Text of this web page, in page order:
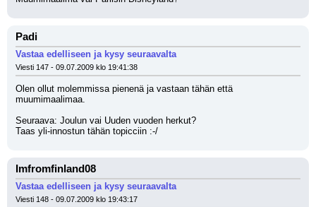
Padi
Vastaa edelliseen ja kysy seuraavalta
Viesti 147 - 09.07.2009 klo 19:41:38
Olen ollut molemmissa pienenä ja vastaan tähän että
muumimaalimaa.
Seuraava: Joulun vai Uuden vuoden herkut?
Taas yli-innostun tähän topicciin :-/
Imfromfinland08
Vastaa edelliseen ja kysy seuraavalta
Viesti 148 - 09.07.2009 klo 19:43:17